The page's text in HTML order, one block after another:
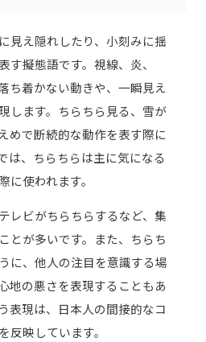
見え隠れしたり、小刻みに揺
す擬態語です。視線、炎、
ち着かない動きや、一瞬見え
します。ちらちら見る、雪が
めで断続的な動作を表す際に
は、ちらちらは主に気になる
使われます。
レビがちらちらするなど、集
とが多いです。また、ちらち
に、他人の注目を意識する場
地の悪さを表現することもあ
表現は、日本人の間接的なコ
反映しています。